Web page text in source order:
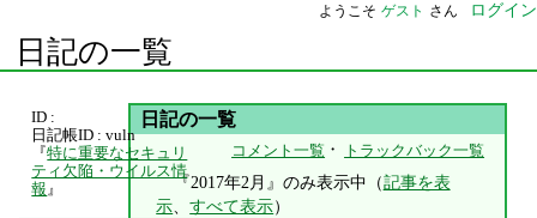
ようこそ ゲスト さん ログイン
日記の一覧
日記の一覧
コメント一覧 ・ トラックバック一覧
『2017年2月』のみ表示中（記事を表
示、すべて表示）
ID :
日記帳ID : vuln
『特に重要なセキュリ
ティ欠陥・ウイルス情
報 』